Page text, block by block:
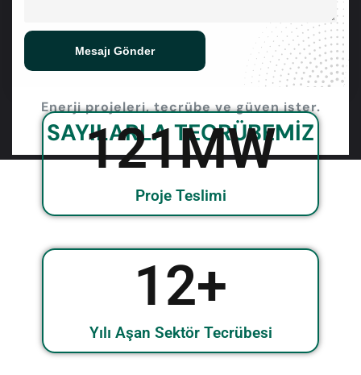
Mesajı Gönder
Enerji projeleri, tecrübe ve güven ister.
SAYILARLA TECRÜBEMİZ
Proje Teslimi
160MW
Yılı Aşan Sektör Tecrübesi
16+